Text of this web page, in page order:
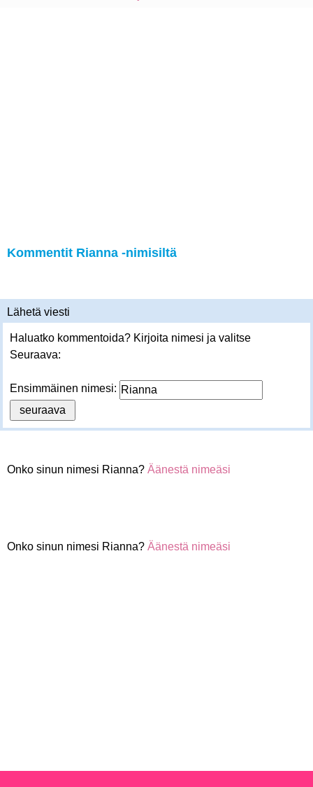
Kommentit Rianna -nimisiltä
Lähetä viesti
Haluatko kommentoida? Kirjoita nimesi ja valitse
Seuraava:
Ensimmäinen nimesi:
Onko sinun nimesi Rianna? Äänestä nimeäsi
Onko sinun nimesi Rianna? Äänestä nimeäsi